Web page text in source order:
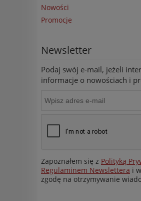
Nowości
Promocje
Newsletter
Podaj swój e-mail, jeżeli
informacje o nowościach i
Zapoznałem się z Polityką
Regulaminem Newslettera i
zgodę na otrzymywanie